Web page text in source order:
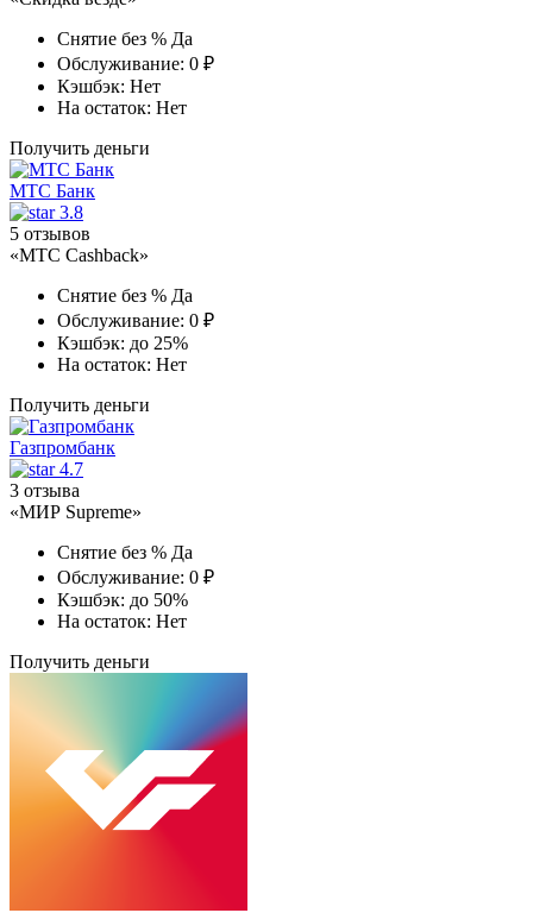
Снятие без % Да
Обслуживание: 0 ₽
Кэшбэк: Нет
На остаток: Нет
Получить деньги
МТС Банк
3.8
5 отзывов
«МТС Cashback»
Снятие без % Да
Обслуживание: 0 ₽
Кэшбэк: до 25%
На остаток: Нет
Получить деньги
Газпромбанк
4.7
3 отзыва
«МИР Supreme»
Снятие без % Да
Обслуживание: 0 ₽
Кэшбэк: до 50%
На остаток: Нет
Получить деньги